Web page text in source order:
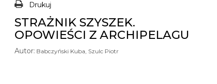
Drukuj
STRAŻNIK SZYSZEK.
OPOWIEŚCI Z ARCHIPELAGU
Autor: Babczyński Kuba, Szulc Piotr